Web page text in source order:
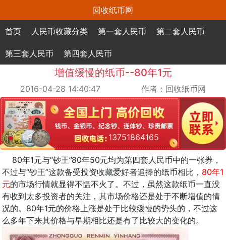
回收纸币网
首页 人民币收藏分类 第一套人民币 第二套人民币
第三套人民币 第四套人民币
增值缓慢的纸币--80年1元
2016-04-28 14:40:47 作者：回收纸币网
13751864165
80年1元与“钞王”80年50元均为第四套人民币中的一张券，
不过与“钞王”这款备受投资收藏爱好者追捧的纸币相比， 80年1
元的市场行情就显得不愠不火了。不过，虽然这款纸币一直没
有收到太多投资者的关注，其市场价格还是处于不断增值的情
况的。80年1元的价格上涨是处于比较缓慢的势头的，不过这
么多年下来其价格与早期相比还是有了比较大的变化的。